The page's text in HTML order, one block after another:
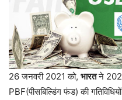
26 जनवरी 2021 को, भारतने
PBF(पीसबिल्डिंग फंड) की